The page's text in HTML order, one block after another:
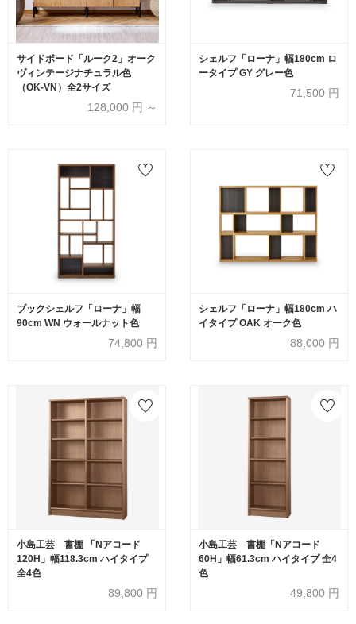
サイドボード「ルーク2」オーク
ヴィンテージナチュラル色
（OK-VN）全2サイズ
128,000 円 ～
シェルフ「ローナ」幅180cm ロ
ータイプ GY グレー色
71,500 円
ブックシェルフ「ローナ」幅
90cm WN ウォールナット色
74,800 円
シェルフ「ローナ」幅180cm ハ
イタイプ OAK オーク色
88,000 円
小島工芸 書棚 「Nアコード
120H」幅118.3cm ハイタイプ
全4色
89,800 円
小島工芸 書棚「Nアコード
60H」幅61.3cm ハイタイプ 全4
色
49,800 円